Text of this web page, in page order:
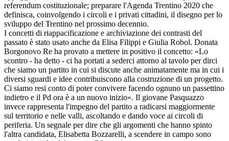
referendum costituzionale; preparare l'Agenda Trentino 2020 che
definisca, coinvolgendo i circoli e i privati cittadini, il disegno per lo
sviluppo del Trentino nel prossimo decennio.
I concetti di riappacificazione e archiviazione dei contrasti del
passato è stato usato anche da Elisa Filippi e Giulia Robol. Donata
Borgonovo Re ha provato a mettere in positivo il concetto: «Lo
scontro - ha detto - ci ha portati a sederci attorno al tavolo per dirci
che siamo un partito in cui si discute anche animatamente ma in cui i
diversi sguardi e idee contribuiscono alla costruzione di un progetto.
Ci siamo resi conto di poter convivere facendo ognuno un passettino
indietro e il Pd ora è a un nuovo inizio». Il giovane Pasquazzo
invece rappresenta l'impegno del partito a radicarsi maggiormente
sul territorio e nelle valli, ascoltando e dando voce ai circoli di
periferia. Un segnale per dire che gli argomenti che hanno spinto
l'altra candidata, Elisabetta Bozzarelli, a scendere in campo sono